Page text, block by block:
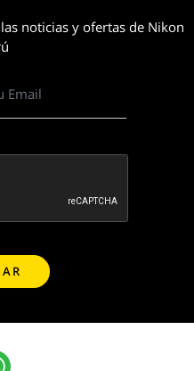
noticias y ofertas de Nikon